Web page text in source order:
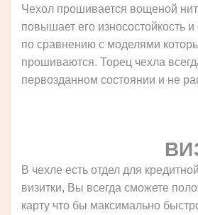
Чехол прошивается вощеной
повышает его износостойкость и
по сравнению с моделями
прошиваются. Торец чехла
первозданном состоянии и не
В чехле есть отдел для
визитки, Вы всегда сможете
карту что бы максимально